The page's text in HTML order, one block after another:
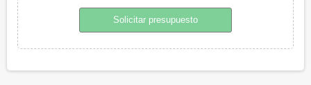
Solicitar presupuesto